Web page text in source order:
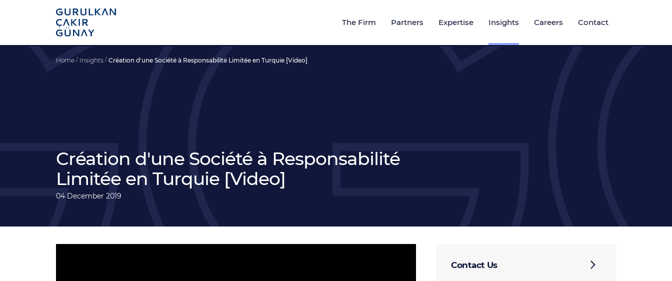
The Firm Partners Expertise Insights Careers Contact
Home Insights Création d'une Société à Responsabilité Limitée en Turquie [Video]
Création d'une Société à Responsabilité
Limitée en Turquie [Video]
04 December 2019
Contact Us